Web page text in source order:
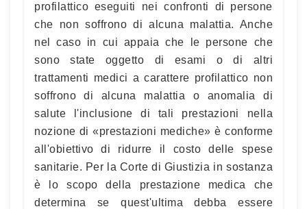
profilattico eseguiti nei confronti di persone
che non soffrono di alcuna malattia. Anche
nel caso in cui appaia che le persone che
sono state oggetto di esami o di altri
trattamenti medici a carattere profilattico non
soffrono di alcuna malattia o anomalia di
salute l'inclusione di tali prestazioni nella
nozione di «prestazioni mediche» è conforme
all'obiettivo di ridurre il costo delle spese
sanitarie. Per la Corte di Giustizia in sostanza
è lo scopo della prestazione medica che
determina se quest'ultima debba essere